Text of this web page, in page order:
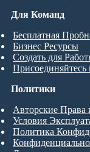
Для Команд
Бесплатная
Бизнес Ресурсы
Создать для
Политики
Авторские Права
Условия
Политика